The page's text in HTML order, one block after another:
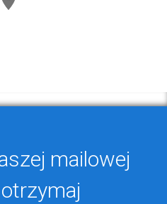
mailowej